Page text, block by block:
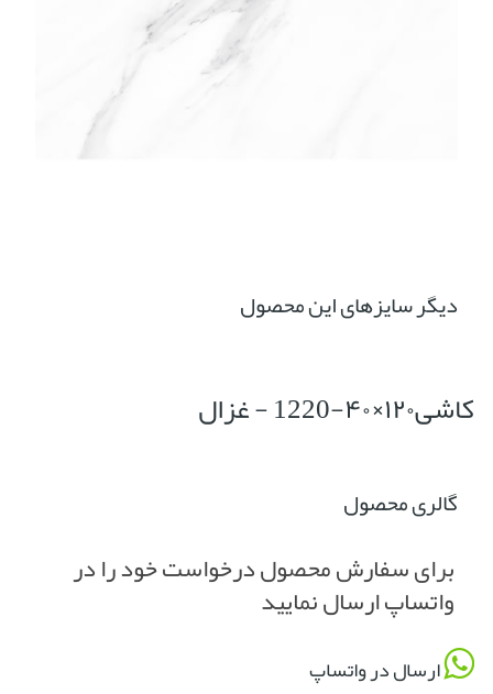
کاشی۱۲۰×۴۰-1220 - غزال
دیگر سایزهای این محصول
گالری محصول
برای سفارش محصول درخواست خود را در
واتساپ ارسال نمایید
ارسال در واتساپ